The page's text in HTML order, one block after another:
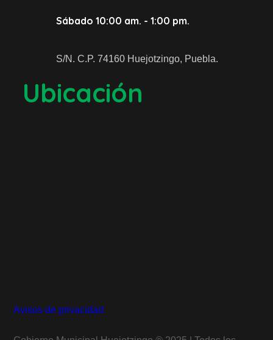
Sábado 10:00 am. - 1:00 pm.
S/N. C.P. 74160 Huejotzingo, Puebla.
Ubicación
Avisos de privacidad